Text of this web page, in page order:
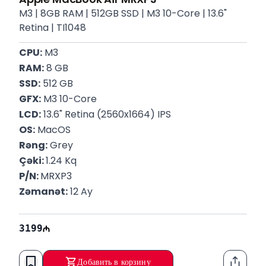
M3 | 8GB RAM | 512GB SSD | M3 10-Core | 13.6"
Retina | TI1048
CPU: M3
RAM: 8 GB
SSD: 512 GB
GFX: M3 10-Core
LCD: 13.6" Retina (2560x1664) IPS
OS: MacOS
Rəng: Grey
Çəki: 1.24 Kq
P/N: MRXP3
Zəmanət: 12 Ay
3199
Добавить в корзину